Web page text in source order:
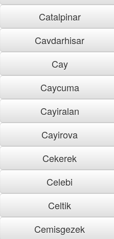
Catalpinar
Cavdarhisar
Cay
Caycuma
Cayiralan
Cayirova
Cekerek
Celebi
Celtik
Cemisgezek